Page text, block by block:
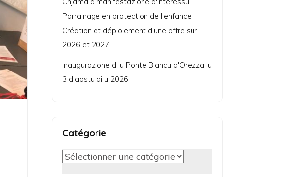
Parrainage en protection de l'enfance.
Création et déploiement d'une offre sur
2026 et 2027
Inaugurazione di u Ponte Biancu d'Orezza, u
3 d'aostu di u 2026
Catégorie
Catégorie